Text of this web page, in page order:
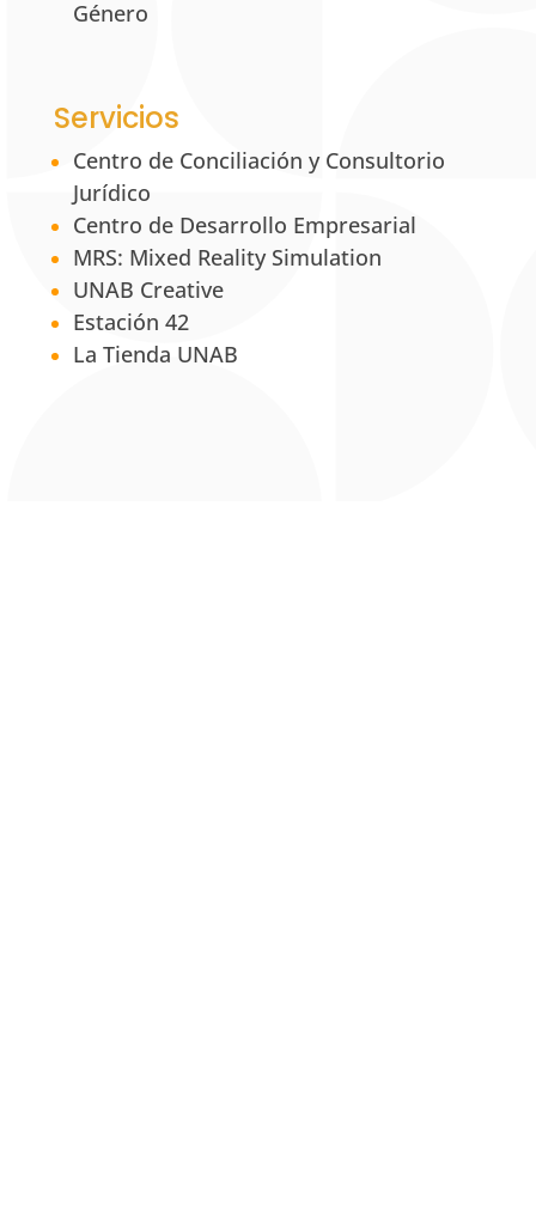
Género
Servicios
Centro de Conciliación y Consultorio
Jurídico
Centro de Desarrollo Empresarial
MRS: Mixed Reality Simulation
UNAB Creative
Estación 42
La Tienda UNAB